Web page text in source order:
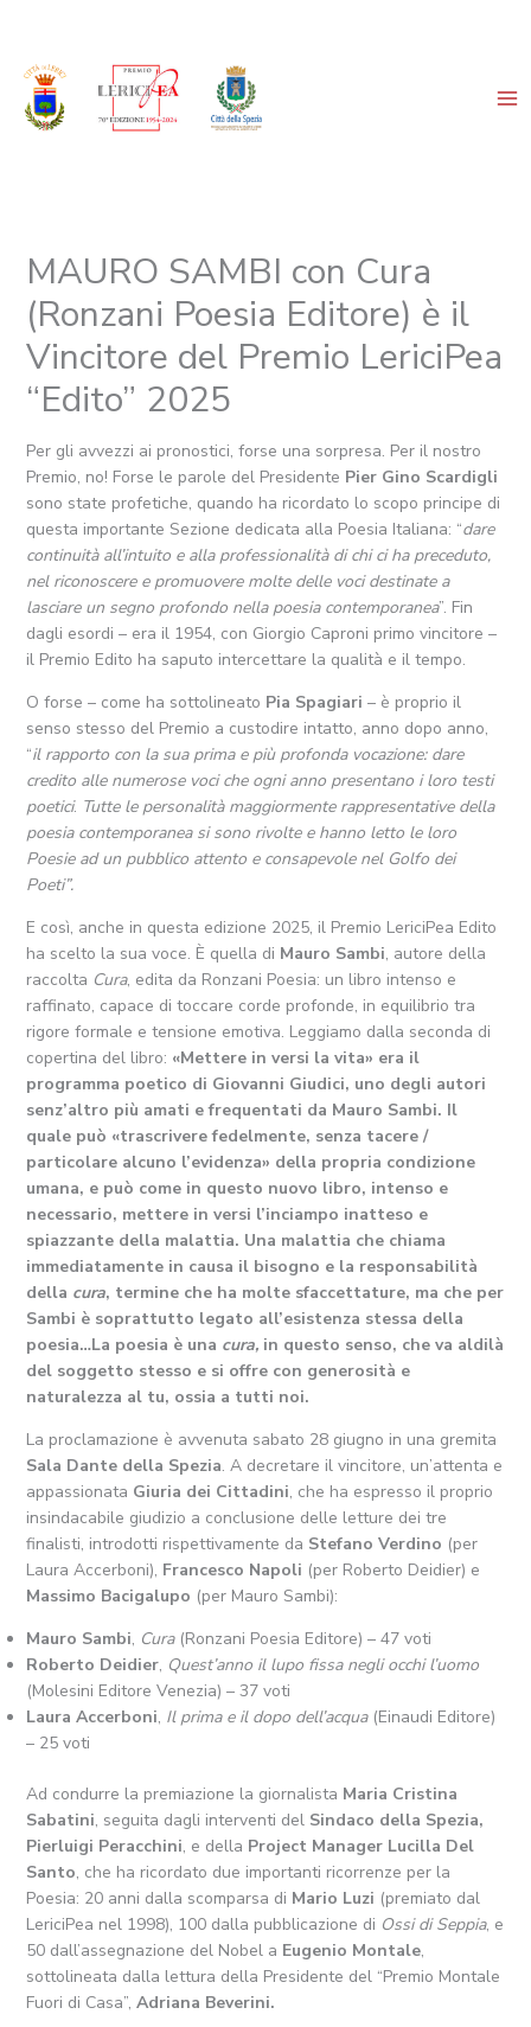
contenuto
MAURO SAMBI con Cura
(Ronzani Poesia Editore) è il
Vincitore del Premio LericiPea
“Edito” 2025
Per gli avvezzi ai pronostici, forse una sorpresa. Per il nostro
Premio, no! Forse le parole del Presidente Pier Gino Scardigli
sono state profetiche, quando ha ricordato lo scopo principe di
questa importante Sezione dedicata alla Poesia Italiana: “dare
continuità all’intuito e alla professionalità di chi ci ha preceduto,
nel riconoscere e promuovere molte delle voci destinate a
lasciare un segno profondo nella poesia contemporanea”. Fin
dagli esordi – era il 1954, con Giorgio Caproni primo vincitore –
il Premio Edito ha saputo intercettare la qualità e il tempo.
O forse – come ha sottolineato Pia Spagiari – è proprio il
senso stesso del Premio a custodire intatto, anno dopo anno,
“il rapporto con la sua prima e più profonda vocazione: dare
credito alle numerose voci che ogni anno presentano i loro testi
poetici. Tutte le personalità maggiormente rappresentative della
poesia contemporanea si sono rivolte e hanno letto le loro
Poesie ad un pubblico attento e consapevole nel Golfo dei
Poeti”.
E così, anche in questa edizione 2025, il Premio LericiPea Edito
ha scelto la sua voce. È quella di Mauro Sambi, autore della
raccolta Cura, edita da Ronzani Poesia: un libro intenso e
raffinato, capace di toccare corde profonde, in equilibrio tra
rigore formale e tensione emotiva. Leggiamo dalla seconda di
copertina del libro: «Mettere in versi la vita» era il
programma poetico di Giovanni Giudici, uno degli autori
senz’altro più amati e frequentati da Mauro Sambi. Il
quale può «trascrivere fedelmente, senza tacere /
particolare alcuno l’evidenza» della propria condizione
umana, e può come in questo nuovo libro, intenso e
necessario, mettere in versi l’inciampo inatteso e
spiazzante della malattia. Una malattia che chiama
immediatamente in causa il bisogno e la responsabilità
della cura, termine che ha molte sfaccettature, ma che per
Sambi è soprattutto legato all’esistenza stessa della
poesia…La poesia è una cura,in questo senso, che va aldilà
del soggetto stesso e si offre con generosità e
naturalezza al tu, ossia a tutti noi.
La proclamazione è avvenuta sabato 28 giugno in una gremita
Sala Dante della Spezia. A decretare il vincitore, un’attenta e
appassionata Giuria dei Cittadini, che ha espresso il proprio
insindacabile giudizio a conclusione delle letture dei tre
finalisti, introdotti rispettivamente da Stefano Verdino (per
Laura Accerboni), Francesco Napoli (per Roberto Deidier) e
Massimo Bacigalupo (per Mauro Sambi):
Mauro Sambi, Cura(Ronzani Poesia Editore) – 47 voti
Roberto Deidier, Quest’anno il lupo fissa negli occhi l’uomo
(Molesini Editore Venezia) – 37 voti
Laura Accerboni, Il prima e il dopo dell’acqua(Einaudi Editore)
– 25 voti
Ad condurre la premiazione la giornalista Maria Cristina
Sabatini, seguita dagli interventi del Sindaco della Spezia,
Pierluigi Peracchini, e della Project Manager Lucilla Del
Santo, che ha ricordato due importanti ricorrenze per la
Poesia: 20 anni dalla scomparsa di Mario Luzi (premiato dal
LericiPea nel 1998), 100 dalla pubblicazione di Ossi di Seppia, e
50 dall’assegnazione del Nobel a Eugenio Montale,
sottolineata dalla lettura della Presidente del “Premio Montale
Fuori di Casa”, Adriana Beverini.